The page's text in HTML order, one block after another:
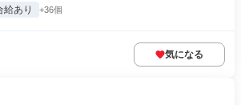
給あり +36個
気になる